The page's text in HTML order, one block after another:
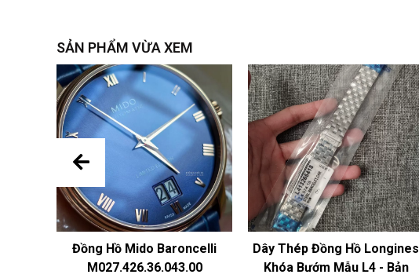
SẢN PHẨM VỪA XEM
Đồng Hồ Mido Baroncelli
M027.426.36.043.00
Dây Thép Đồng Hồ Longines
Khóa Bướm Mẫu L4 - Bản